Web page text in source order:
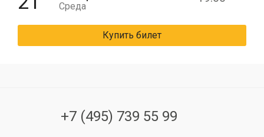
Среда
Купить билет
+7 (495) 739 55 99